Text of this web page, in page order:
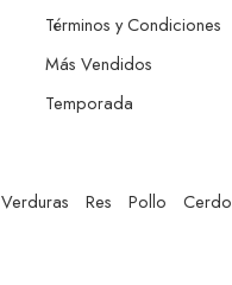
Términos y Condiciones
Más Vendidos
Temporada
Verduras Res Pollo Cerdo